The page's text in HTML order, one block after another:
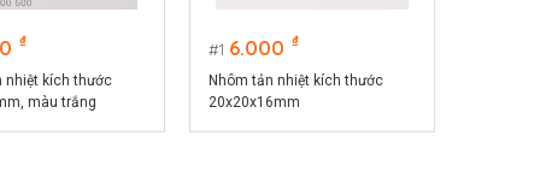
₫
nhiệt kích thước
màu trắng
1 6.000 ₫
Nhôm tản nhiệt kích thước
20x20x16mm